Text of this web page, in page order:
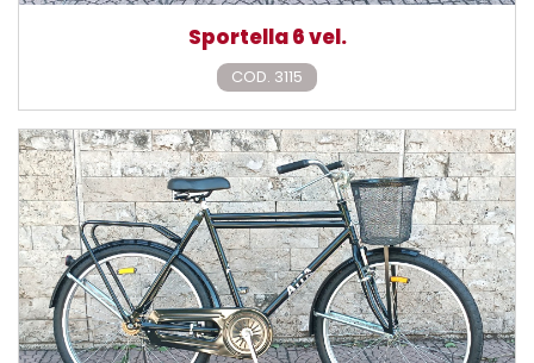
Sportella 6 vel.
COD. 3115